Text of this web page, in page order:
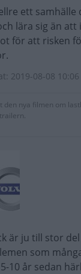
ett samhälle
lära sig än att
för att risken
2019-08-08 10:06
den nya filmen om
är ju till stor
som
10 år sedan